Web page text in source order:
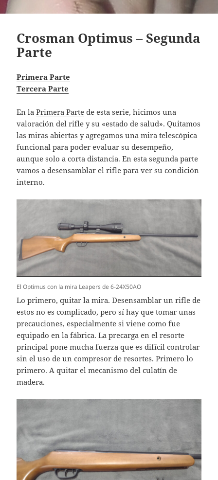
Crosman Optimus – Segunda
Parte
Primera Parte
Tercera Parte
En laPrimera Parte de esta serie, hicimos una
valoración del rifle y su «estado de salud». Quitamos
las miras abiertas y agregamos una mira telescópica
funcional para poder evaluar su desempeño,
aunque solo a corta distancia. En esta segunda parte
vamos a desensamblar el rifle para ver su condición
interno.
El Optimus con la mira Leapers de 6-24X50AO
Lo primero, quitar la mira. Desensamblar un rifle de
estos no es complicado, pero sí hay que tomar unas
precauciones, especialmente si viene como fue
equipado en la fábrica. La precarga en el resorte
principal pone mucha fuerza que es difícil controlar
sin el uso de un compresor de resortes. Primero lo
primero. A quitar el mecanismo del culatín de
madera.